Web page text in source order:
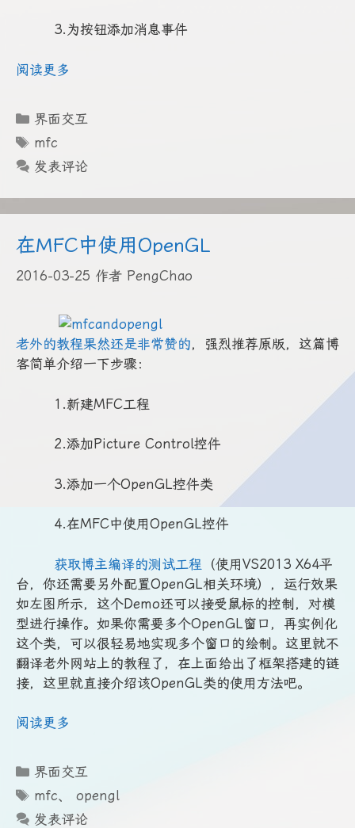
3.为按钮添加消息事件
阅读更多
分
类
界面交互
标
签
mfc
发表评论
在MFC中使用OpenGL
2016-03-25 作者 PengChao
老外的教程果然还是非常赞的，强烈推荐原版，这篇博
客简单介绍一下步骤：
1.新建MFC工程
2.添加Picture Control控件
3.添加一个OpenGL控件类
4.在MFC中使用OpenGL控件
获取博主编译的测试工程 （使用VS2013 X64平
台，你还需要另外配置OpenGL相关环境），运行效果
如左图所示，这个Demo还可以接受鼠标的控制，对模
型进行操作。如果你需要多个OpenGL窗口，再实例化
这个类，可以很轻易地实现多个窗口的绘制。这里就不
翻译老外网站上的教程了，在上面给出了框架搭建的链
接，这里就直接介绍该OpenGL类的使用方法吧。
阅读更多
分
类
界面交互
标
签
mfc、opengl
发表评论